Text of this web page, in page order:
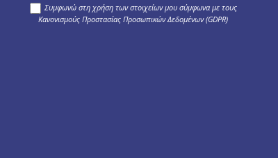
Συμφωνώ στη χρήση των στοιχείων μου σύμφωνα με τους
Κανονισμούς Προστασίας Προσωπικών Δεδομένων (GDPR)